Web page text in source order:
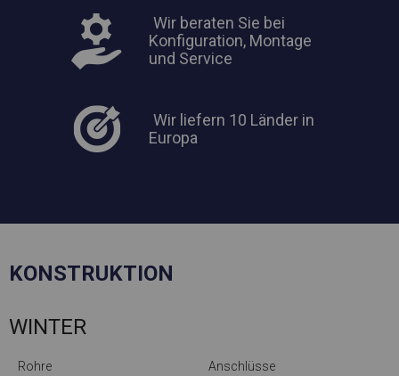
Wir beraten Sie bei
Konfiguration, Montage
und Service
Wir liefern 10 Länder in
Europa
KONSTRUKTION
WINTER
Rohre Anschlüsse